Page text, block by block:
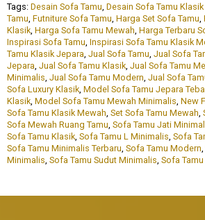
Tags: Desain Sofa Tamu Desain Sofa Tamu
Tamu Futniture Sofa Tamu Harga Set Sofa Tamu
Klasik Harga Sofa Tamu Mewah Harga Terbaru
Inspirasi Sofa Tamu Inspirasi Sofa Tamu Klasik
Tamu Klasik Jepara Jual Sofa Tamu Jual Sofa
Jepara Jual Sofa Tamu Klasik Jual Sofa Tamu
Minimalis Jual Sofa Tamu Modern Jual Sofa
Sofa Luxury Klasik Model Sofa Tamu Jepara
Klasik Model Sofa Tamu Mewah Minimalis New
Sofa Tamu Klasik Mewah Set Sofa Tamu Mewah
Sofa Mewah Ruang Tamu Sofa Tamu Jati
Sofa Tamu Klasik Sofa Tamu L Minimalis Sofa
Sofa Tamu Minimalis Terbaru Sofa Tamu Modern
Minimalis Sofa Tamu Sudut Minimalis Sofa